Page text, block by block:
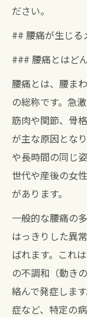
ださい。
## 腰痛が生じる
### 腰痛とはど
腰痛とは、腰ま
の総称です。急
筋肉や関節、骨
が主な原因とな
や長時間の同じ
世代や産後の女
があります。
一般的な腰痛の
はっきりした異
ばれます。これ
の不調和（動き
絡んで発症しま
症など、特定の